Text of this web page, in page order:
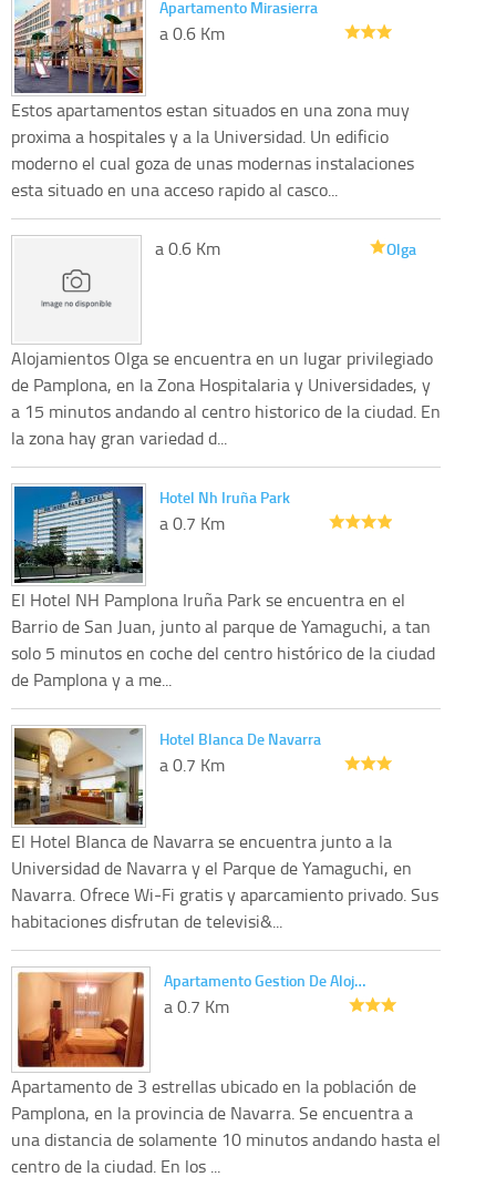
Apartamento Mirasierra
a 0.6 Km
Estos apartamentos estan situados en una zona muy
proxima a hospitales y a la Universidad. Un edificio
moderno el cual goza de unas modernas instalaciones
esta situado en una acceso rapido al casco...
Olga
a 0.6 Km
Alojamientos Olga se encuentra en un lugar privilegiado
de Pamplona, en la Zona Hospitalaria y Universidades, y
a 15 minutos andando al centro historico de la ciudad. En
la zona hay gran variedad d...
Hotel Nh Iruña Park
a 0.7 Km
El Hotel NH Pamplona Iruña Park se encuentra en el
Barrio de San Juan, junto al parque de Yamaguchi, a tan
solo 5 minutos en coche del centro histórico de la ciudad
de Pamplona y a me...
Hotel Blanca De Navarra
a 0.7 Km
El Hotel Blanca de Navarra se encuentra junto a la
Universidad de Navarra y el Parque de Yamaguchi, en
Navarra. Ofrece Wi-Fi gratis y aparcamiento privado. Sus
habitaciones disfrutan de televisi&...
Apartamento Gestion De Aloj…
a 0.7 Km
Apartamento de 3 estrellas ubicado en la población de
Pamplona, en la provincia de Navarra. Se encuentra a
una distancia de solamente 10 minutos andando hasta el
centro de la ciudad. En los ...